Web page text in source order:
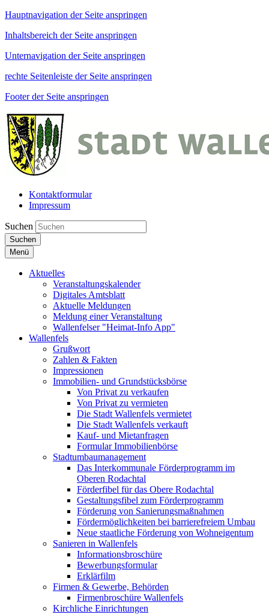
Hauptnavigation der Seite anspringen
Inhaltsbereich der Seite anspringen
Unternavigation der Seite anspringen
rechte Seitenleiste der Seite anspringen
Footer der Seite anspringen
Kontaktformular
Impressum
Suchen
Suchen
Menü
Aktuelles
Veranstaltungskalender
Digitales Amtsblatt
Aktuelle Meldungen
Meldung einer Veranstaltung
Wallenfelser "Heimat-Info App"
Wallenfels
Grußwort
Zahlen & Fakten
Impressionen
Immobilien- und Grundstücksbörse
Von Privat zu verkaufen
Von Privat zu vermieten
Die Stadt Wallenfels vermietet
Die Stadt Wallenfels verkauft
Kauf- und Mietanfragen
Formular Immobilienbörse
Stadtumbaumanagement
Das Interkommunale Förderprogramm im
Oberen Rodachtal
Förderfibel für das Obere Rodachtal
Gestaltungsfibel zum Förderprogramm
Förderung von Sanierungsmaßnahmen
Fördermöglichkeiten bei barrierefreiem Umbau
Neue staatliche Förderung von Wohneigentum
Sanieren in Wallenfels
Informationsbroschüre
Bewerbungsformular
Erklärfilm
Firmen & Gewerbe, Behörden
Firmenbroschüre Wallenfels
Kirchliche Einrichtungen